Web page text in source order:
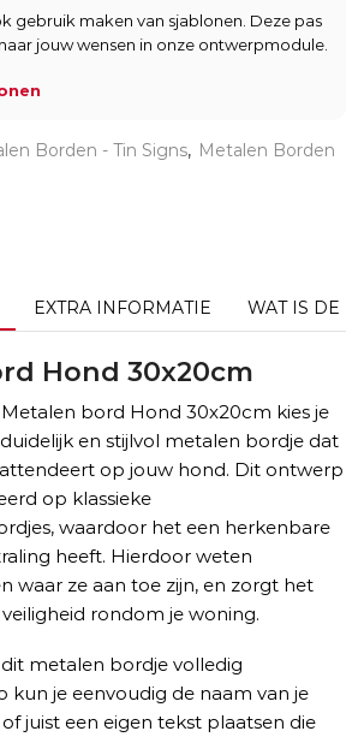
aantal
gebruik maken van sjablonen. Deze pas
jouw wensen in onze ontwerpmodule.
Borden - Tin Signs, Metalen Borden
EXTRA INFORMATIE WAT IS DE
Hond 30x20cm
bord Hond 30x20cm kies je
en stijlvol metalen bordje dat
op jouw hond. Dit ontwerp
op klassieke
waardoor het een herkenbare
heeft. Hierdoor weten
waar ze aan toe zijn, en zorgt het
rondom je woning.
metalen bordje volledig
kun je eenvoudig de naam van je
juist een eigen tekst plaatsen die